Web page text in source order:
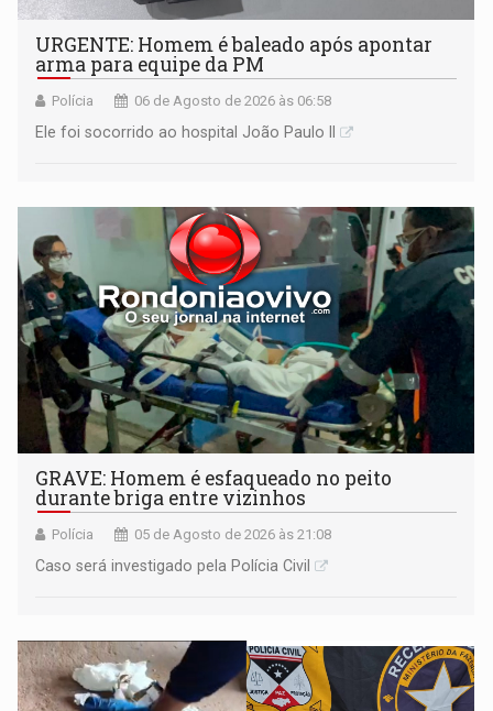
URGENTE: Homem é baleado após apontar
arma para equipe da PM
Polícia 06 de Agosto de 2026 às 06:58
Ele foi socorrido ao hospital João Paulo II
GRAVE: Homem é esfaqueado no peito
durante briga entre vizinhos
Polícia 05 de Agosto de 2026 às 21:08
Caso será investigado pela Polícia Civil